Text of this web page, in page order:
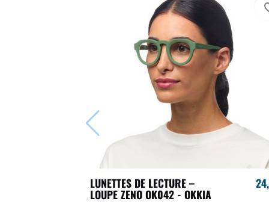
LUNETTES DE LECTURE –
LOUPE ZENO OK042 - OKKIA